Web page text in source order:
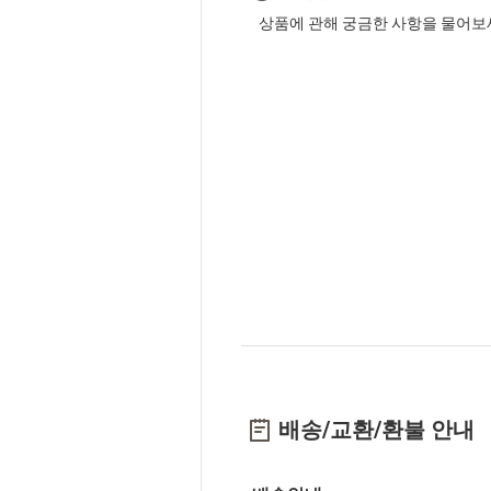
상품에 관해 궁금한 사항을 물어보
배송/교환/환불 안내